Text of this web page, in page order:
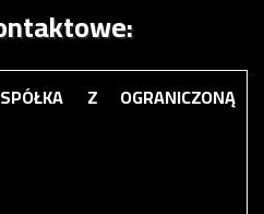
Z OGRANICZONĄ